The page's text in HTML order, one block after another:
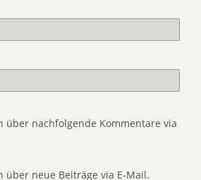
über nachfolgende Kommentare via
über neue Beiträge via E-Mail.